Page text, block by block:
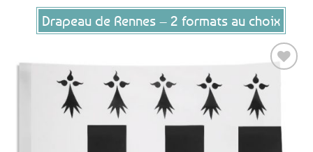
Drapeau de Rennes – 2 formats au choix
Ajouter
favoris